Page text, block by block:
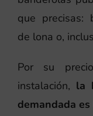
que precisas:
de lona o,
Por su
instalación, la
demandada